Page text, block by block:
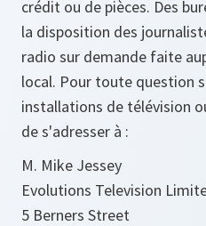
crédit ou de pièces. Des
la disposition des
radio sur demande faite
local. Pour toute question
installations de télévision
de s'adresser à :
M. Mike Jessey
Evolutions Television
5 Berners Street